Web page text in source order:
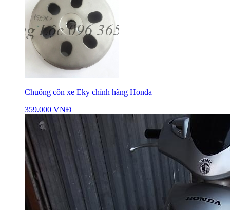
Chuông côn xe Eky chính hãng Honda
359.000 VNĐ